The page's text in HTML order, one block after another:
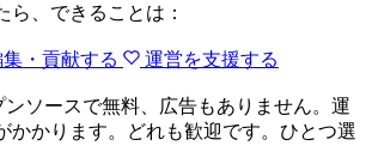
ら、できることは：
・貢献する 運営を支援する
ンソースで無料、広告もありません。運
かかります。どれも歓迎です。ひとつ選